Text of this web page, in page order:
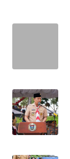
WN
WN
BINJAI